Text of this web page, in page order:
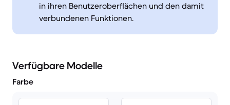
in ihren Benutzeroberflächen und den damit
verbundenen Funktionen.
Verfügbare Modelle
Farbe